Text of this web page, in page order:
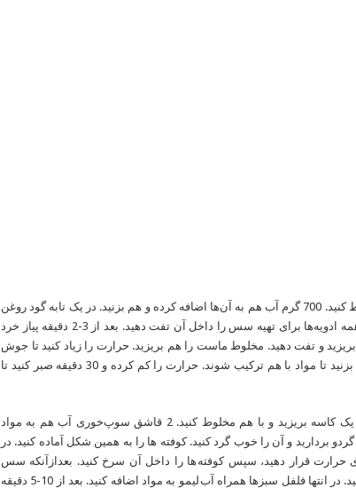
1. در یک کاسه ماست و آرد را با هم مخلوط کنید. 700 گرم آب هم به آن‌ها اضافه کرده و هم بزنید. در یک تابه گود روغن
را بریزید و آن را روی حرارت قرار دهید. همه ادویه‌ها برای تهیه سس را داخل آن تفت دهید. بعد از 3-2 دقیقه پیاز خرد
و تفت دهید. مخلوط ماست را هم بریزید. حرارت را زیاد کنید تا جوش
بیاید، سپس حرارت را کم کنید. مرتب هم بزنید تا مواد با هم ترکیب شوند. حرارت را کم کرده و 30 دقیقه صبر کنید تا
2. همه مواد برای تهیه کوفته ها را داخل یک کاسه بریزید و با هم مخلوط کنید. 2 قاشق سوپ‌خوری آب هم به مواد
بردارید و آن را خوب گرد کنید. کوفته ها را به همین شکل آماده کنید. در
حرارت قرار دهید، سپس کوفته ها را داخل آن سرخ کنید. بعدازآنکه سس
غلیظ شد، کوفته ها را داخل سس قرار دهید. در انتها فلفل سبزها همراه آب لیمو به مواد اضافه کنید. بعد از 10-5 دقیقه